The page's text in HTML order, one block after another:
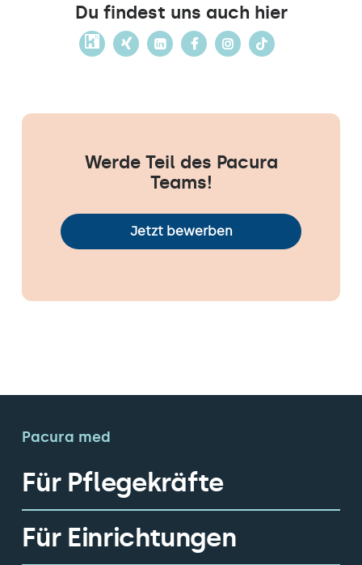
Du findest uns auch hier
Werde Teil des Pacura
Teams!
Jetzt bewerben
Pacura med
Für Pflegekräfte
Für Einrichtungen